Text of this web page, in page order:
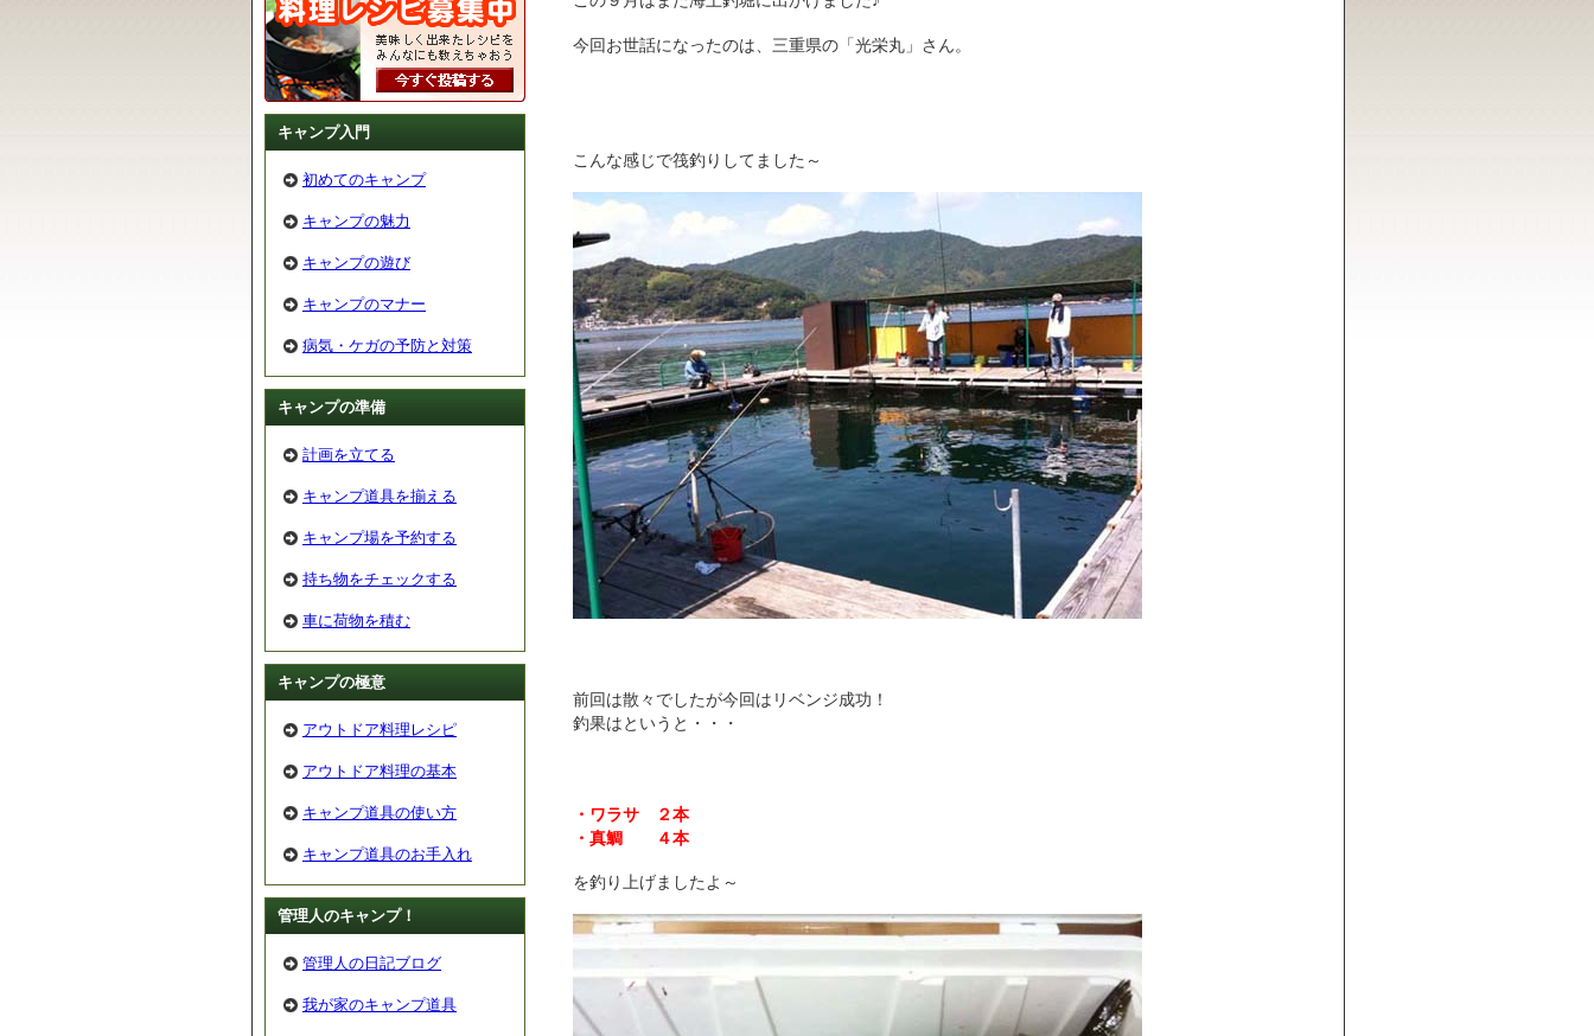
今回お世話になったのは、三重県の「光栄丸」さん。
こんな感じで筏釣りしてました～
前回は散々でしたが今回はリベンジ成功！
釣果はというと・・・
・ワラサ ２本
・真鯛 ４本
を釣り上げましたよ～
キャンプ入門
初めてのキャンプ
キャンプの魅力
キャンプの遊び
キャンプのマナー
病気・ケガの予防と対策
キャンプの準備
計画を立てる
キャンプ道具を揃える
キャンプ場を予約する
持ち物をチェックする
車に荷物を積む
キャンプの極意
アウトドア料理レシピ
アウトドア料理の基本
キャンプ道具の使い方
キャンプ道具のお手入れ
管理人のキャンプ！
管理人の日記ブログ
我が家のキャンプ道具